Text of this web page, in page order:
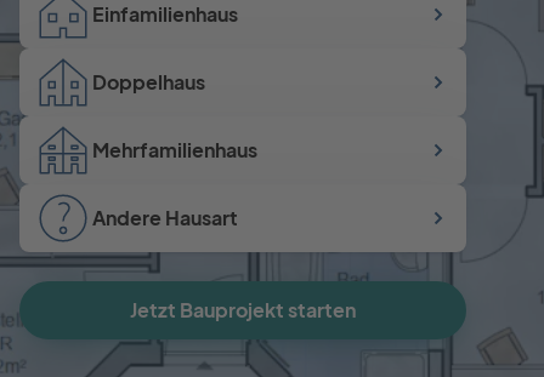
Einfamilienhaus
Doppelhaus
Mehrfamilienhaus
Andere Hausart
Jetzt Bauprojekt starten